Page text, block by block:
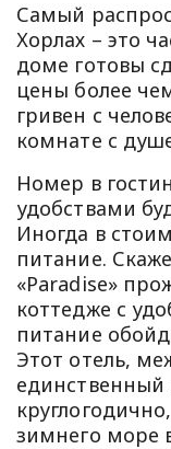
Самый
Хорлах – это
доме готовы
цены более
гривен с
комнате с
Номер в
удобствами
Иногда в
питание.
«Paradise»
коттедже с
питание
Этот отель,
единственный
зимнего море